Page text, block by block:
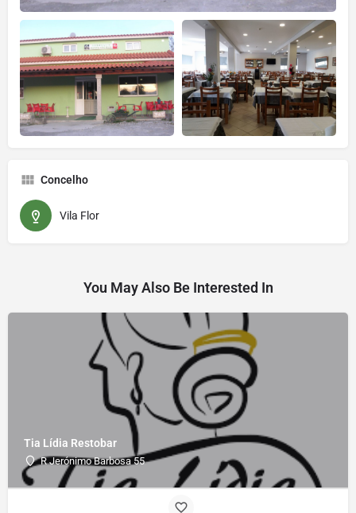
Concelho
Vila Flor
You May Also Be Interested In
Tia Lídia Restobar
R Jerónimo Barbosa 55